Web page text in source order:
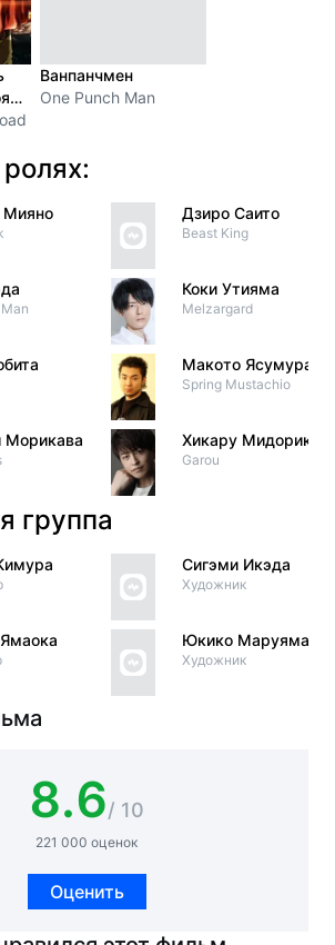
Ванпанчмен
One Punch Man
Морикава
Дзиро Саито
Beast King
Коки Утияма
Melzargard
Макото Ясумура
Spring Mustachio
Хикару
Garou
группа
Сигэми Икэда
Художник
Юкико Маруяма
Художник
8.6/ 10
221 000 оценок
Оценить